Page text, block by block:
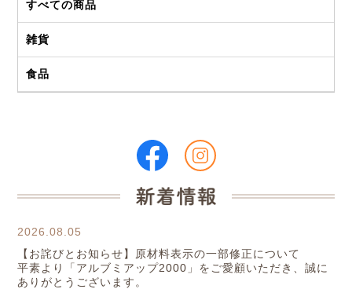
すべての商品
雑貨
食品
2026.08.05
【お詫びとお知らせ】原材料表示の一部修正について
平素より「アルブミアップ2000」をご愛顧いただき、誠に
ありがとうございます。